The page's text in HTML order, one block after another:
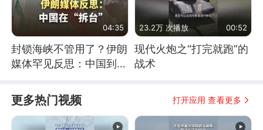
04:35
封锁海峡不管用了？伊朗
媒体罕见反思：中国到底
23.2万 次播放 00:52
现代火炮之“打完就跑”的
战术
更多热门视频 打开应用 查看更多